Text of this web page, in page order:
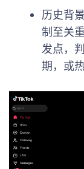
历史背
制至关
发点，
期，或